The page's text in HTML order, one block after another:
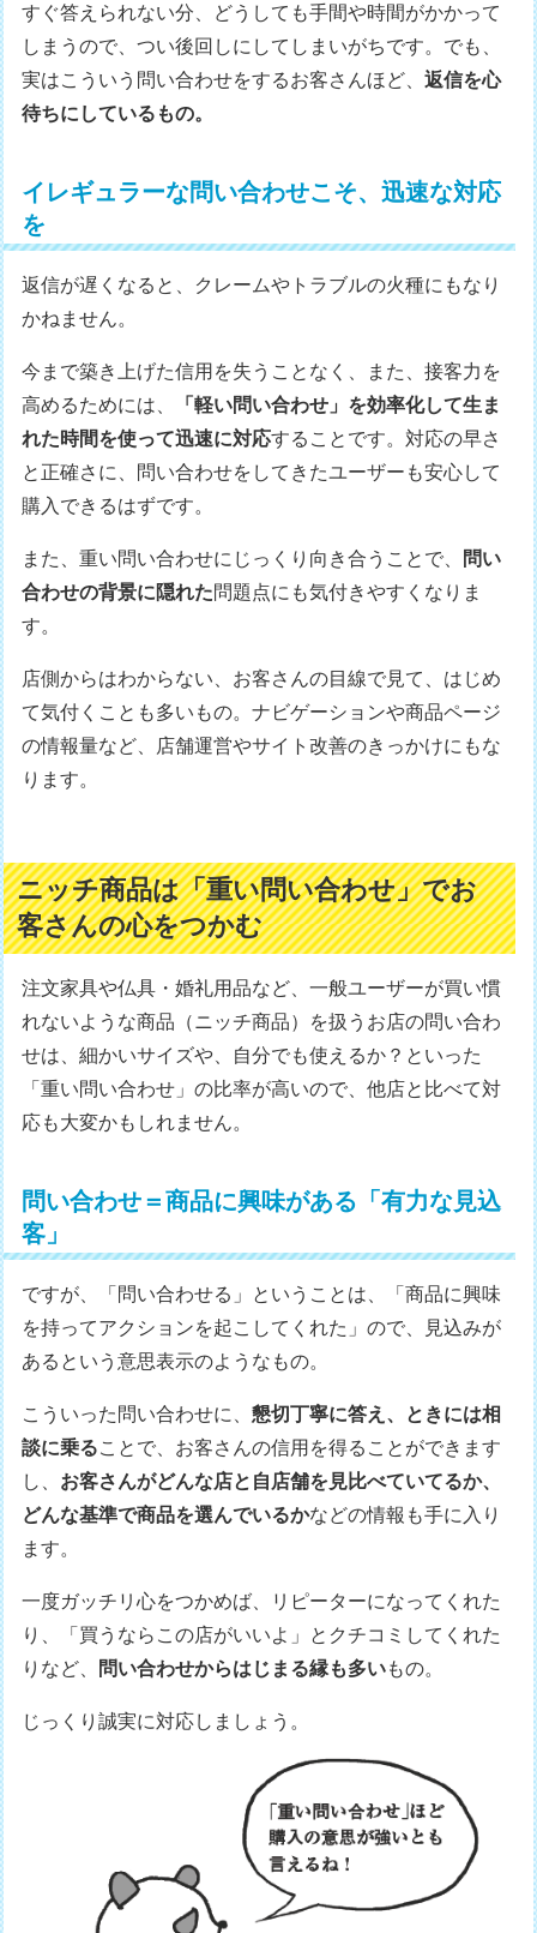
すぐ答えられない分、どうしても手間や時間がかかって
しまうので、つい後回しにしてしまいがちです。でも、
実はこういう問い合わせをするお客さんほど、返信を心
待ちにしているもの。
イレギュラーな問い合わせこそ、迅速な対応
を
返信が遅くなると、クレームやトラブルの火種にもなり
かねません。
今まで築き上げた信用を失うことなく、また、接客力を
高めるためには、
「軽い問い合わせ」を効率化して生ま
れた時間を使って迅速に対応することです。対応の早さ
と正確さに、問い合わせをしてきたユーザーも安心して
購入できるはずです。
また、重い問い合わせにじっくり向き合うことで、 問い
合わせの背景に隠れた問題点にも気付きやすくなりま
す。
店側からはわからない、お客さんの目線で見て、はじめ
て気付くことも多いもの。ナビゲーションや商品ページ
の情報量など、店舗運営やサイト改善のきっかけにもな
ります。
ニッチ商品は「重い問い合わせ」でお
客さんの心をつかむ
注文家具や仏具・婚礼用品など、一般ユーザーが買い慣
れないような商品（ニッチ商品）を扱うお店の問い合わ
せは、細かいサイズや、自分でも使えるか？といった
「重い問い合わせ」の比率が高いので、他店と比べて対
応も大変かもしれません。
問い合わせ＝商品に興味がある「有力な見込
客」
ですが、「問い合わせる」ということは、「商品に興味
を持ってアクションを起こしてくれた」ので、見込みが
あるという意思表示のようなもの。
こういった問い合わせに、懇切丁寧に答え、ときには相
談に乗ることで、お客さんの信用を得ることができます
し、 お客さんがどんな店と自店舗を見比べていてるか、
どんな基準で商品を選んでいるかなどの情報も手に入り
ます。
一度ガッチリ心をつかめば、リピーターになってくれた
り、「買うならこの店がいいよ」とクチコミしてくれた
りなど、 問い合わせからはじまる縁も多いもの。
じっくり誠実に対応しましょう。